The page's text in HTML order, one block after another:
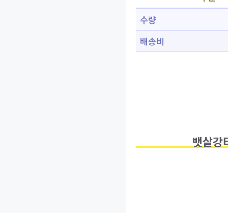
수량
배송비
뱃살강